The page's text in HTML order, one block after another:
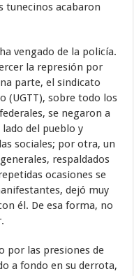
tunecinos acabaron
vengado de la policía.
la represión por
parte, el sindicato
(UGTT), sobre todo los
se negaron a
del pueblo y
sociales; por otra, un
respaldados
ocasiones se
dejó muy
él. De esa forma, no
por las presiones de
a fondo en su derrota,